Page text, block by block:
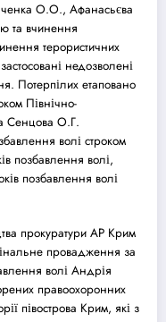
О.О., Афанасьєва
та вчинення
терористичних
недозволені
Потерпілих етаповано
Північно-
Сенцова О.Г.
волі строком
позбавлення волі,
позбавлення волі
прокуратури АР Крим
провадження за
волі Андрія
правоохоронних
півострова Крим, які з